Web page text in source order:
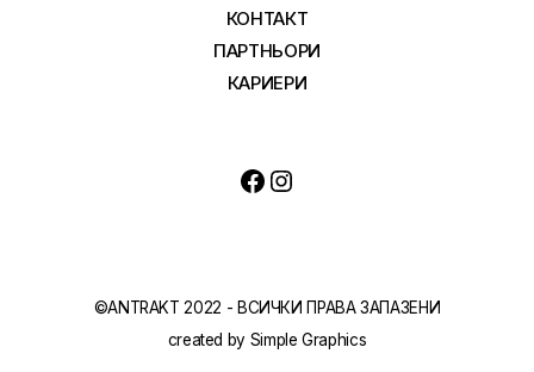
КОНТАКТ
ПАРТНЬОРИ
КАРИЕРИ
Facebook
Instagram
©ANTRAKT 2022 - ВСИЧКИ ПРАВА ЗАПАЗЕНИ
created by Simple Graphics